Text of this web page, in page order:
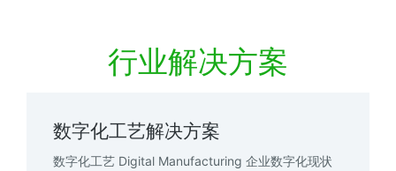
行业解决方案
数字化工艺解决方案
数字化工艺 Digital Manufacturing 企业数字化现状